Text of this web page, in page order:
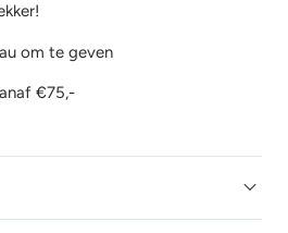
om te geven
€75,-